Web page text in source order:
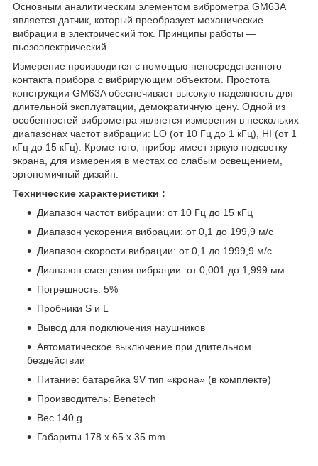
Основным аналитическим элементом виброметра GM63A
является датчик, который преобразует механические
вибрации в электрический ток. Принципы работы —
пьезоэлектрический.
Измерение производится с помощью непосредственного
контакта прибора с вибрирующим объектом. Простота
конструкции GM63A обеспечивает высокую надежность для
длительной эксплуатации, демократичную цену. Одной из
особенностей виброметра является измерения в нескольких
диапазонах частот вибрации: LO (от 10 Гц до 1 кГц), HI (от 1
кГц до 15 кГц). Кроме того, прибор имеет яркую подсветку
экрана, для измерения в местах со слабым освещением,
эргономичный дизайн.
Технические характеристики :
Диапазон частот вибрации: от 10 Гц до 15 кГц
Диапазон ускорения вибрации: от 0,1 до 199,9 м/с
Диапазон скорости вибрации: от 0,1 до 1999,9 м/с
Диапазон смещения вибрации: от 0,001 до 1,999 мм
Погрешность: 5%
Пробники S и L
Вывод для подключения наушников
Автоматическое выключение при длительном
бездействии
Питание: батарейка 9V тип «крона» (в комплекте)
Производитель: Benetech
Вес 140 g
Габариты 178 x 65 x 35 mm